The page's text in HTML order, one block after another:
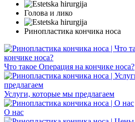
Голова и лико
Ринопластика кончика носа
Что такое Операция на кончике носа?
Услуги, которые мы предлагаем
О нас